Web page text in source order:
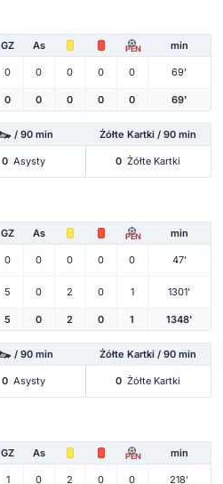
GZ As PEN min
0 0 0 0 0 69'
0 0 0 0 0 69'
/ 90 min Żółte Kartki / 90 min
0 Asysty 0 Żółte Kartki
GZ As PEN min
0 0 0 0 0 47'
5 0 2 0 1 1301'
5 0 2 0 1 1348'
/ 90 min Żółte Kartki / 90 min
0 Asysty 0 Żółte Kartki
GZ As PEN min
1 0 2 0 0 218'